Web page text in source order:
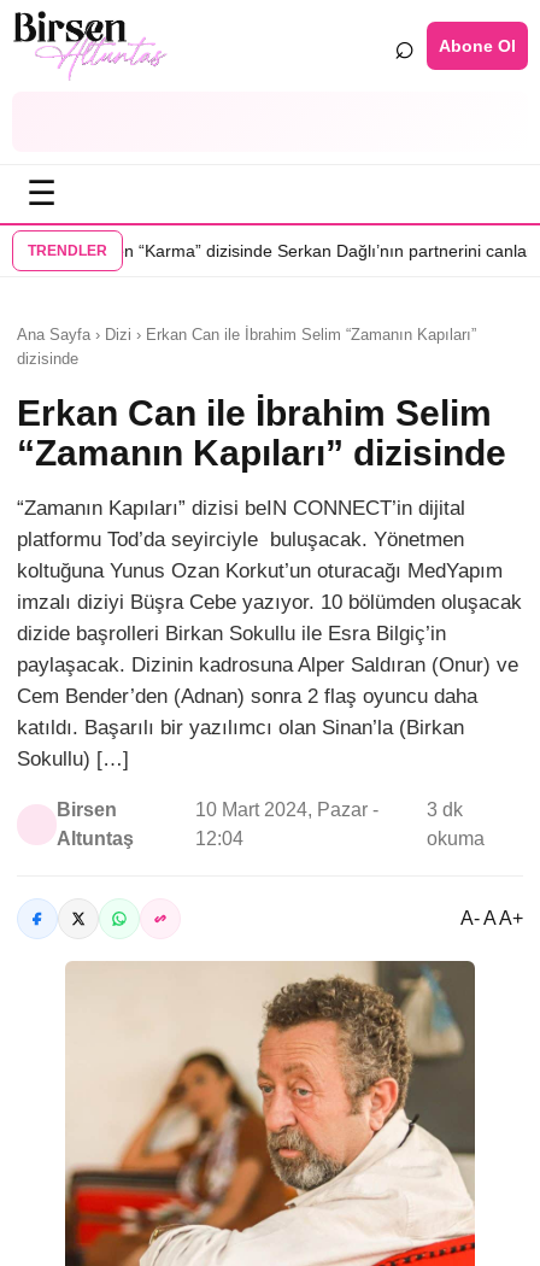
⌕ Abone Ol
☰
TRENDLER
dizisinde Serkan Dağlı’nın partnerini canlandıracak•Daha 17’ye
Ana Sayfa › Dizi › Erkan Can ile İbrahim Selim “Zamanın Kapıları”
dizisinde
Erkan Can ile İbrahim Selim
“Zamanın Kapıları” dizisinde
“Zamanın Kapıları” dizisi beIN CONNECT’in dijital
platformu Tod’da seyirciyle buluşacak. Yönetmen
koltuğuna Yunus Ozan Korkut’un oturacağı MedYapım
imzalı diziyi Büşra Cebe yazıyor. 10 bölümden oluşacak
dizide başrolleri Birkan Sokullu ile Esra Bilgiç’in
paylaşacak. Dizinin kadrosuna Alper Saldıran (Onur) ve
Cem Bender’den (Adnan) sonra 2 flaş oyuncu daha
katıldı. Başarılı bir yazılımcı olan Sinan’la (Birkan
Sokullu) […]
Birsen
Altuntaş
10 Mart 2024, Pazar -
12:04
3 dk
okuma
A- A A+